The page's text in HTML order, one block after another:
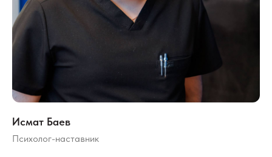
Исмат Баев
Психолог-наставник